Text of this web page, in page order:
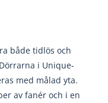
både tidlös och
i Unique-
med målad yta.
av fanér och i en